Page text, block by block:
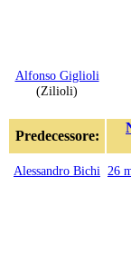
Alfonso Giglioli
(Zilioli)
Predecessore:
Alessandro Bichi 26